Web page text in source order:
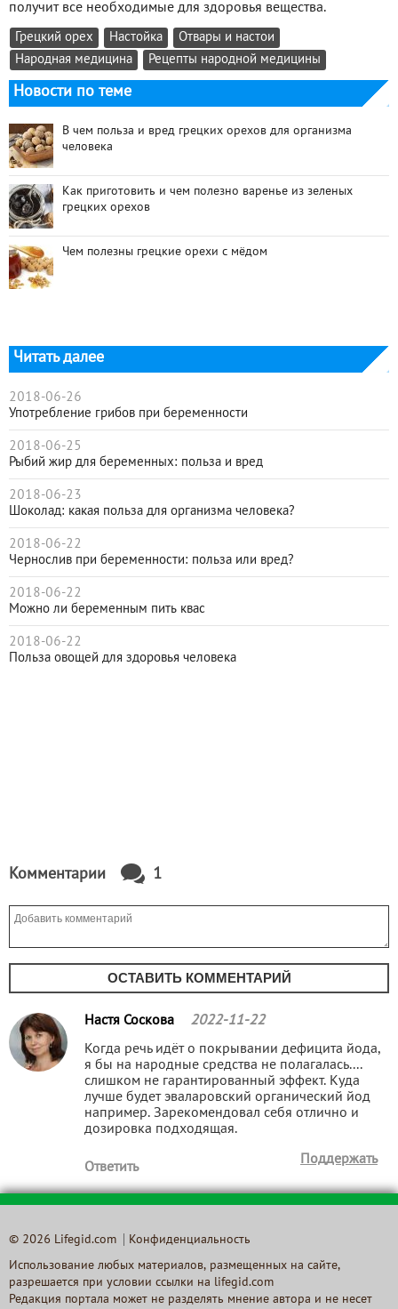
получит все необходимые для здоровья вещества.
Грецкий орех Настойка
Отвары и настои
Народная медицина
Рецепты народной медицины
Новости по теме
В чем польза и вред грецких орехов для организма
человека
Как приготовить и чем полезно варенье из зеленых
грецких орехов
Чем полезны грецкие орехи с мёдом
Читать далее
2018-06-26
Употребление грибов при беременности
2018-06-25
Рыбий жир для беременных: польза и вред
2018-06-23
Шоколад: какая польза для организма человека?
2018-06-22
Чернослив при беременности: польза или вред?
2018-06-22
Можно ли беременным пить квас
2018-06-22
Польза овощей для здоровья человека
Комментарии 1
ОСТАВИТЬ КОММЕНТАРИЙ
Настя Соскова 2022-11-22
Когда речь идёт о покрывании дефицита йода,
я бы на народные средства не полагалась....
слишком не гарантированный эффект. Куда
лучше будет эваларовский органический йод
например. Зарекомендовал себя отлично и
дозировка подходящая.
Ответить
Поддержать
© 2026 Lifegid.com Конфиденциальность
Использование любых материалов, размещенных на сайте,
разрешается при условии ссылки на lifegid.com
Редакция портала может не разделять мнение автора и не несет